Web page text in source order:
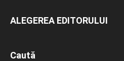
ALEGEREA EDITORULUI
Caută